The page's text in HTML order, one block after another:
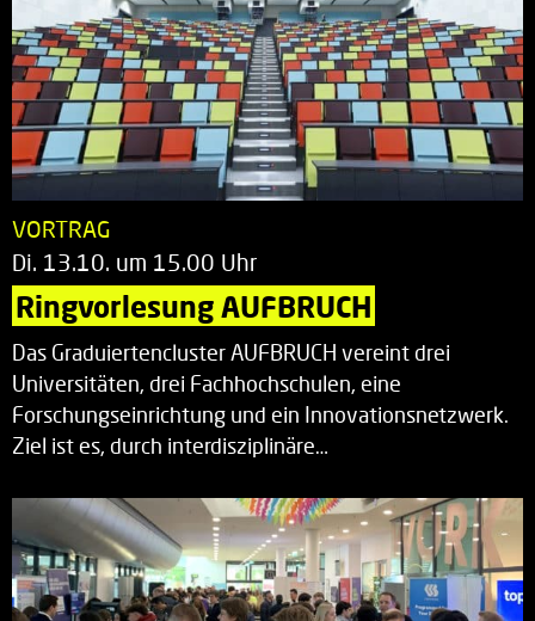
VORTRAG
Di. 13.10. um 15.00 Uhr
Ringvorlesung AUFBRUCH
Das Graduiertencluster AUFBRUCH vereint drei
Universitäten, drei Fachhochschulen, eine
Forschungseinrichtung und ein Innovationsnetzwerk.
Ziel ist es, durch interdisziplinäre…